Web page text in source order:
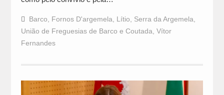
Barco Fornos D'argemela Lítio Serra da Argemela
União de Freguesias de Barco e Coutada Vítor
Fernandes